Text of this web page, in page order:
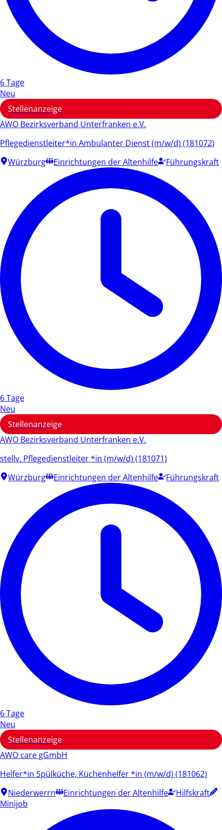
6 Tage
Neu
Stellenanzeige
AWO Bezirksverband Unterfranken e.V.
Pflegedienstleiter*in Ambulanter Dienst (m/w/d) (181072)
Würzburg
Einrichtungen der Altenhilfe Führungskraft
6 Tage
Neu
Stellenanzeige
AWO Bezirksverband Unterfranken e.V.
stellv. Pflegedienstleiter *in (m/w/d) (181071)
Würzburg
Einrichtungen der Altenhilfe Führungskraft
6 Tage
Neu
Stellenanzeige
AWO care gGmbH
Helfer*in Spülküche, Küchenhelfer *in (m/w/d) (181062)
Niederwerrn
Einrichtungen der Altenhilfe
Hilfskraft
Minijob